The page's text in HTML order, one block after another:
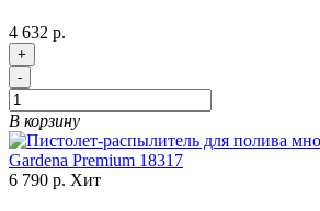
4 632 р.
+
-
В корзину
6 790 р. Хит